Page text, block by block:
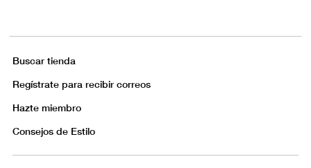
Buscar tienda
Regístrate para recibir correos
Hazte miembro
Consejos de Estilo